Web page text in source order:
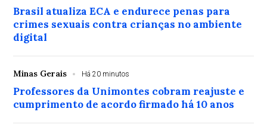
Brasil atualiza ECA e endurece penas para
crimes sexuais contra crianças no ambiente
digital
Minas Gerais Há 20 minutos
Professores da Unimontes cobram reajuste e
cumprimento de acordo firmado há 10 anos